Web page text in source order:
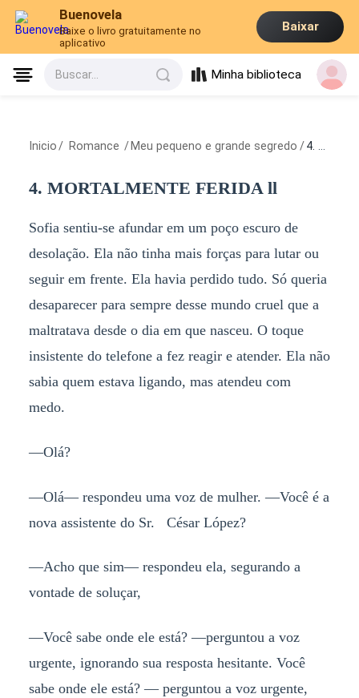
Buenovela
Baixe o livro gratuitamente no
aplicativo
Baixar
Buscar... Minha biblioteca
Inicio / Romance / Meu pequeno e grande segredo / 4. MORTALMENTE FERIDA ll
4. MORTALMENTE FERIDA ll
Sofia sentiu-se afundar em um poço escuro de
desolação. Ela não tinha mais forças para lutar ou
seguir em frente. Ela havia perdido tudo. Só queria
desaparecer para sempre desse mundo cruel que a
maltratava desde o dia em que nasceu. O toque
insistente do telefone a fez reagir e atender. Ela não
sabia quem estava ligando, mas atendeu com
medo.
—Olá?
—Olá— respondeu uma voz de mulher. —Você é a
nova assistente do Sr. César López?
—Acho que sim— respondeu ela, segurando a
vontade de soluçar,
—Você sabe onde ele está? —perguntou a voz
urgente, ignorando sua resposta hesitante. Você
sabe onde ele está? — perguntou a voz urgente,